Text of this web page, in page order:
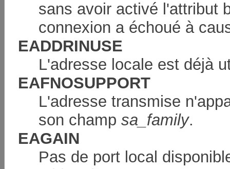
sans avoir activé l'attribut
connexion a échoué à
EADDRINUSE
L'adresse locale est déjà
EAFNOSUPPORT
L'adresse transmise
son champ sa_family.
EAGAIN
Pas de port local